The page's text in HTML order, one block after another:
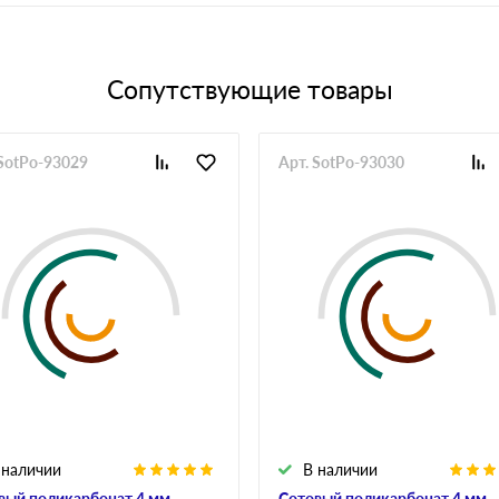
Сопутствующие товары
93029
В наличии
Арт. SotPo-93030